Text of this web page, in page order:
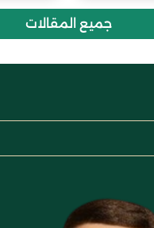
جميع المقالات